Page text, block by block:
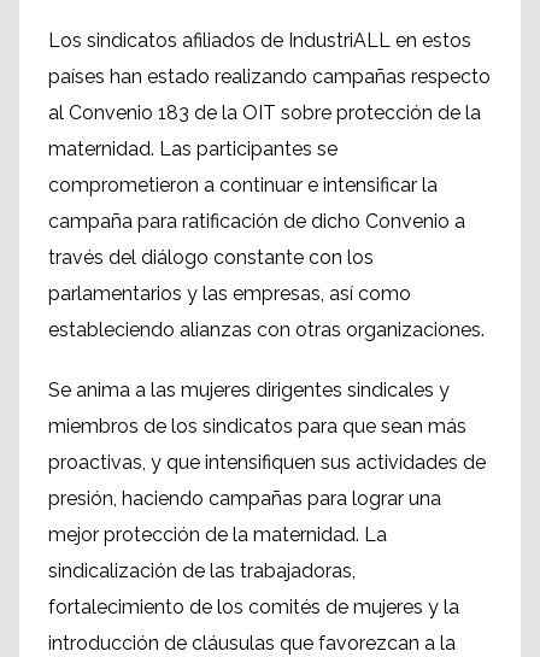
Los sindicatos afiliados de IndustriALL en estos
países han estado realizando campañas respecto
al Convenio 183 de la OIT sobre protección de la
maternidad. Las participantes se
comprometieron a continuar e intensificar la
campaña para ratificación de dicho Convenio a
través del diálogo constante con los
parlamentarios y las empresas, así como
estableciendo alianzas con otras organizaciones.
Se anima a las mujeres dirigentes sindicales y
miembros de los sindicatos para que sean más
proactivas, y que intensifiquen sus actividades de
presión, haciendo campañas para lograr una
mejor protección de la maternidad. La
sindicalización de las trabajadoras,
fortalecimiento de los comités de mujeres y la
introducción de cláusulas que favorezcan a la